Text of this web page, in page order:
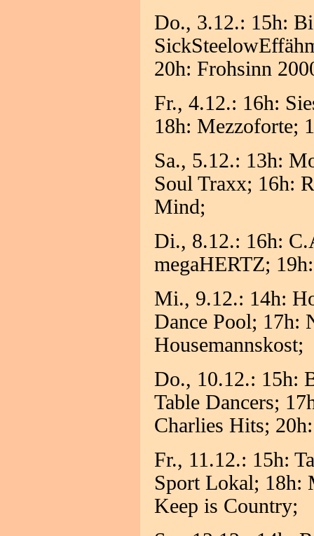
Do., 3.12.: 15h:
20h: Frohsinn
Fr., 4.12.: 16h:
18h: Mezzoforte;
Sa., 5.12.: 13h:
Soul Traxx; 16h:
Mind;
Di., 8.12.: 16h:
megaHERTZ;
Mi., 9.12.: 14h:
Dance Pool; 17h:
Housemannskost;
Do., 10.12.: 15h:
Table Dancers;
Charlies Hits;
Fr., 11.12.: 15h:
Sport Lokal; 18h:
Keep is Country;